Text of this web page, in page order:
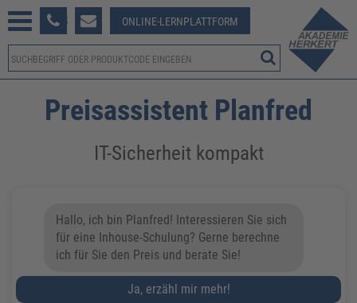
381-123 ONLINE-LERNPLATTFORM
Preisassistent Planfred
IT-Sicherheit kompakt
Hallo, ich bin Planfred! Interessieren Sie sich
für eine Inhouse-Schulung? Gerne berechne
ich für Sie den Preis und berate Sie!
Ja, erzähl mir mehr!